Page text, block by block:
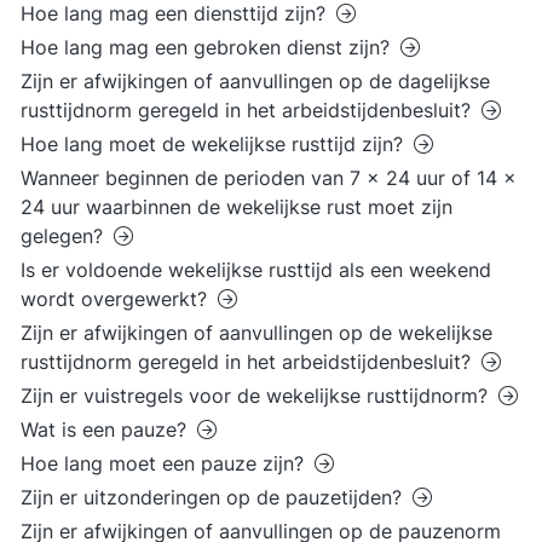
Hoe lang mag een diensttijd zijn?
Hoe lang mag een gebroken dienst zijn?
Zijn er afwijkingen of aanvullingen op de dagelijkse
rusttijdnorm geregeld in het arbeidstijdenbesluit?
Hoe lang moet de wekelijkse rusttijd zijn?
Wanneer beginnen de perioden van 7 x 24 uur of 14 x
24 uur waarbinnen de wekelijkse rust moet zijn
gelegen?
Is er voldoende wekelijkse rusttijd als een weekend
wordt overgewerkt?
Zijn er afwijkingen of aanvullingen op de wekelijkse
rusttijdnorm geregeld in het arbeidstijdenbesluit?
Zijn er vuistregels voor de wekelijkse rusttijdnorm?
Wat is een pauze?
Hoe lang moet een pauze zijn?
Zijn er uitzonderingen op de pauzetijden?
Zijn er afwijkingen of aanvullingen op de pauzenorm